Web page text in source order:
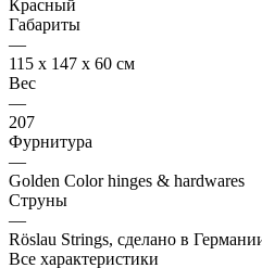
Красный
Габариты
—
115 x 147 x 60 см
Вес
—
207
Фурнитура
—
Golden Color hinges & hardwares
Струны
—
Röslau Strings, сделано в
Все характеристики